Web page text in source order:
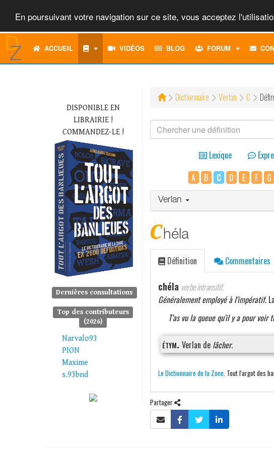
En poursuivant votre navigation sur ce site, vous acceptez
ACCUEIL VIDÉOS BLOG FORUM
TOGGLE
DISPONIBLE EN
LIBRAIRIE !
COMMANDEZ-LE !
Dernières consultations
Top des contributeurs
(2026)
Narvalo93
PION
Maxime
s.93bnd
Dictionnaire Verlan C
Lexique
A
B C D E F G
Verlan
chéla
Définition Commentaires
chéla verbe intransitif.
Généralement employé à l'impératif.
T'as vu la queue qu'il y a pour voir
étym. Verlan de lâcher.
Le Dictionnaire de la Zone. Tout l'argot des
Partager